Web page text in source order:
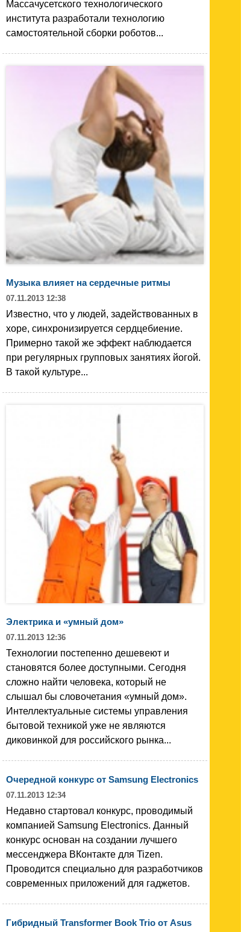
Массачусетского технологического
института разработали технологию
самостоятельной сборки роботов...
Музыка влияет на сердечные ритмы
07.11.2013 12:38
Известно, что у людей, задействованных в
хоре, синхронизируется сердцебиение.
Примерно такой же эффект наблюдается
при регулярных групповых занятиях йогой.
В такой культуре...
Электрика и «умный дом»
07.11.2013 12:36
Технологии постепенно дешевеют и
становятся более доступными. Сегодня
сложно найти человека, который не
слышал бы словочетания «умный дом».
Интеллектуальные системы управления
бытовой техникой уже не являются
диковинкой для российского рынка...
Очередной конкурс от Samsung Electronics
07.11.2013 12:34
Недавно стартовал конкурс, проводимый
компанией Samsung Electronics. Данный
конкурс основан на создании лучшего
мессенджера ВКонтакте для Tizen.
Проводится специально для разработчиков
современных приложений для гаджетов.
Гибридный Transformer Book Trio от Аsus